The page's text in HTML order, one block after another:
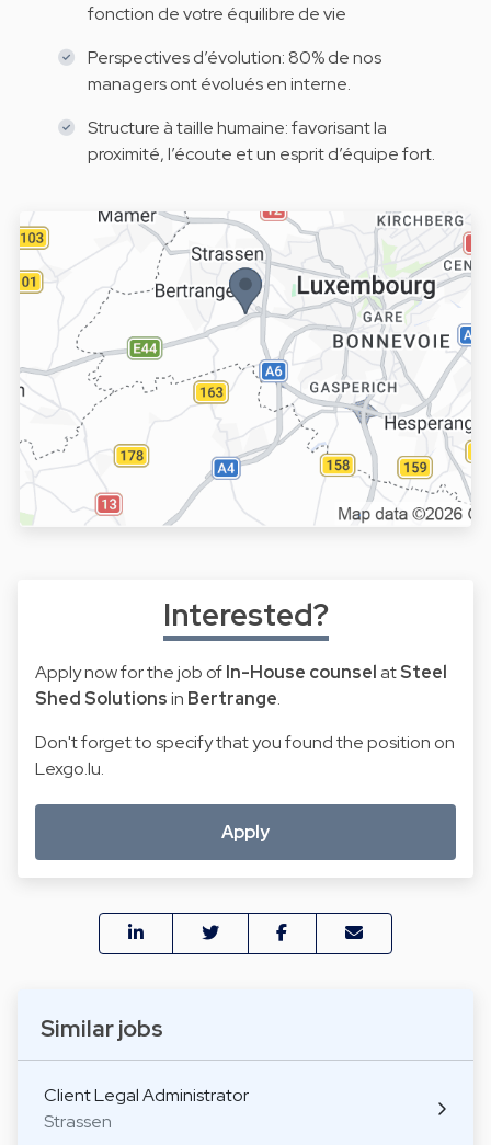
fonction de votre équilibre de vie
Perspectives d’évolution: 80% de nos
managers ont évolués en interne.
Structure à taille humaine: favorisant la
proximité, l’écoute et un esprit d’équipe fort.
Similar jobs
Client Legal Administrator
Strassen
Interested?
Apply now for the job ofIn-House counsel atSteel
Shed Solutionsin Bertrange.
Don't forget to specify that you found the position on
Lexgo.lu.
Apply